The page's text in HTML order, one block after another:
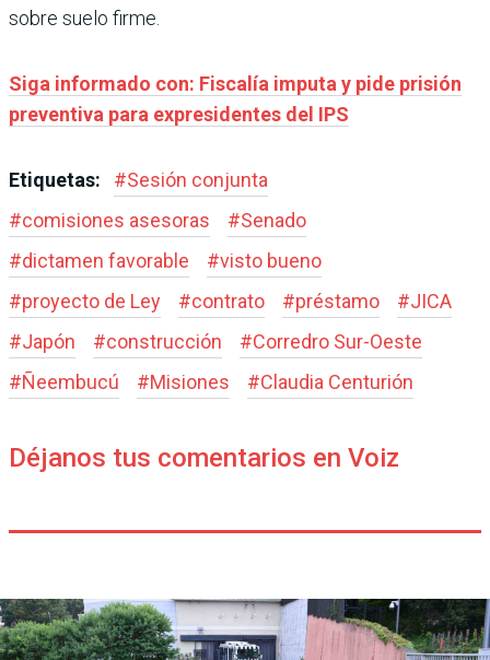
sobre suelo firme.
Siga informado con: Fiscalía imputa y pide prisión
preventiva para expresidentes del IPS
Etiquetas: #Sesión conjunta
#comisiones asesoras #Senado
#dictamen favorable #visto bueno
#proyecto de Ley #contrato #préstamo #JICA
#Japón #construcción #Corredro Sur-Oeste
#Ñeembucú #Misiones #Claudia Centurión
Déjanos tus comentarios en Voiz